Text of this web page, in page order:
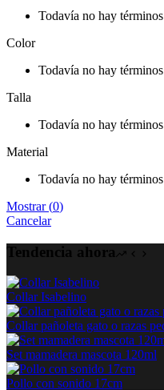
Todavía no hay
Color
Todavía no hay
Talla
Todavía no hay
Material
Todavía no hay
Mostrar(0)
Cancelar
Tendencia ahora
Collar Isabelino
Collar pañoleta gato o razas
Set mamadera mascota 120ml
Pollo con sonido 17cm